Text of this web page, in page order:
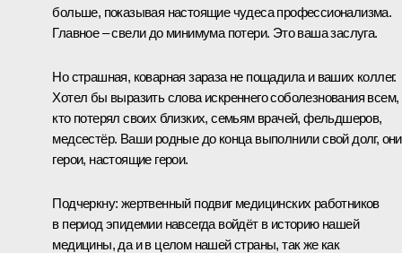
больше, показывая настоящие чудеса профессионализма.
Главное – свели до минимума потери. Это ваша заслуга.
Но страшная, коварная зараза не пощадила и ваших коллег.
Хотел бы выразить слова искреннего соболезнования всем,
кто потерял своих близких, семьям врачей, фельдшеров,
медсестёр. Ваши родные до конца выполнили свой долг, они
герои, настоящие герои.
Подчеркну: жертвенный подвиг медицинских работников
в период эпидемии навсегда войдёт в историю нашей
медицины, да и в целом нашей страны, так же как